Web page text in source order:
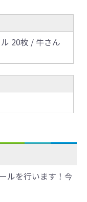
20枚 / 牛さん
ルを行います！今